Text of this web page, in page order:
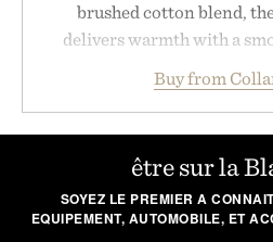
brushed cotton blend,
delivers warmth with a
maintaining a relaxed
oversized. Ribbed cuffs
for off-duty afternoons. It's
essential that quietly
your rotation, proving that
Buy from
être sur la
SOYEZ LE PREMIER A
EQUIPEMENT, AUTOMOBILE, ET